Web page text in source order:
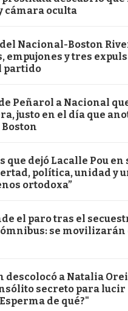
cámara oculta
Nacional-Boston
empujones y tres
partido
Peñarol a Nacional
justo en el día que
que dejó Lacalle Pou en
política, unidad y
ortodoxa”
el paro tras el
se movilizarán
descolocó a Natalia
secreto para lucir
de qué?"